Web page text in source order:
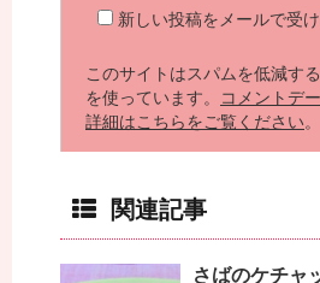
新しい投稿をメールで受
このサイトはスパムを低減す
を使っています。
コメントデ
詳細はこちらをご覧ください。
関連記事
さばのケチャ